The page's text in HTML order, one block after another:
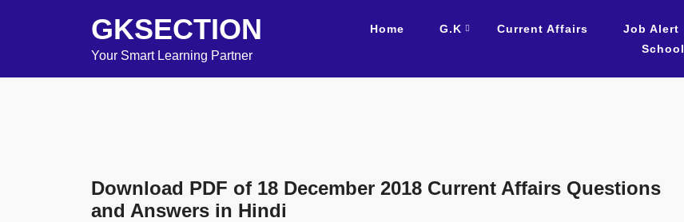
GKSECTION
Your Smart Learning Partner
Home G.K Current Affairs Job Alert
School
Download PDF of 18 December 2018 Current Affairs Questions
and Answers in Hindi